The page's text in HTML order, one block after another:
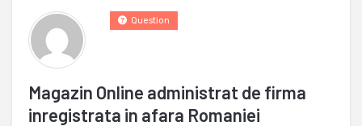
Magazin Online administrat de firma
inregistrata in afara Romaniei
Question